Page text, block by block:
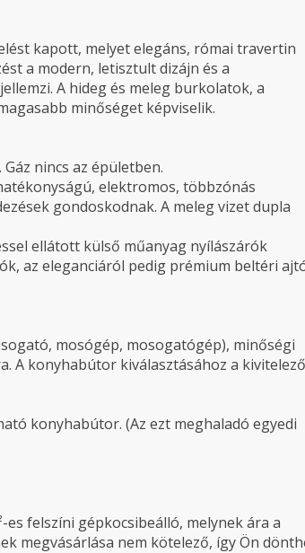
kapott, melyet elegáns, római travertin
a modern, letisztult dizájn és a
A hideg és meleg burkolatok, a
minőséget képviselik.
nincs az épületben.
elektromos, többzónás
gondoskodnak. A meleg vizet dupla
ellátott külső műanyag nyílászárók
az eleganciáról pedig prémium beltéri
mosógép, mosogatógép), minőségi
A konyhabútor kiválasztásához a kivitelező
konyhabútor. (Az ezt meghaladó egyedi
felszíni gépkocsibeálló, melynek ára a
megvásárlása nem kötelező, így Ön